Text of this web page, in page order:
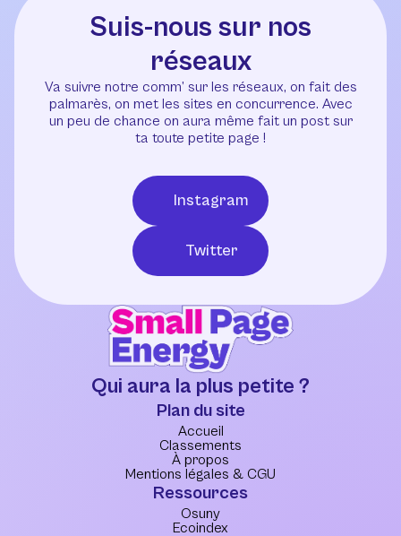
Suis-nous sur nos
réseaux
Va suivre notre comm’ sur les réseaux, on fait des
palmarès, on met les sites en concurrence. Avec
un peu de chance on aura même fait un post sur
ta toute petite page !
Instagram
Twitter
Qui aura la plus petite ?
Plan du site
Accueil
Classements
À propos
Mentions légales & CGU
Ressources
Osuny
Ecoindex